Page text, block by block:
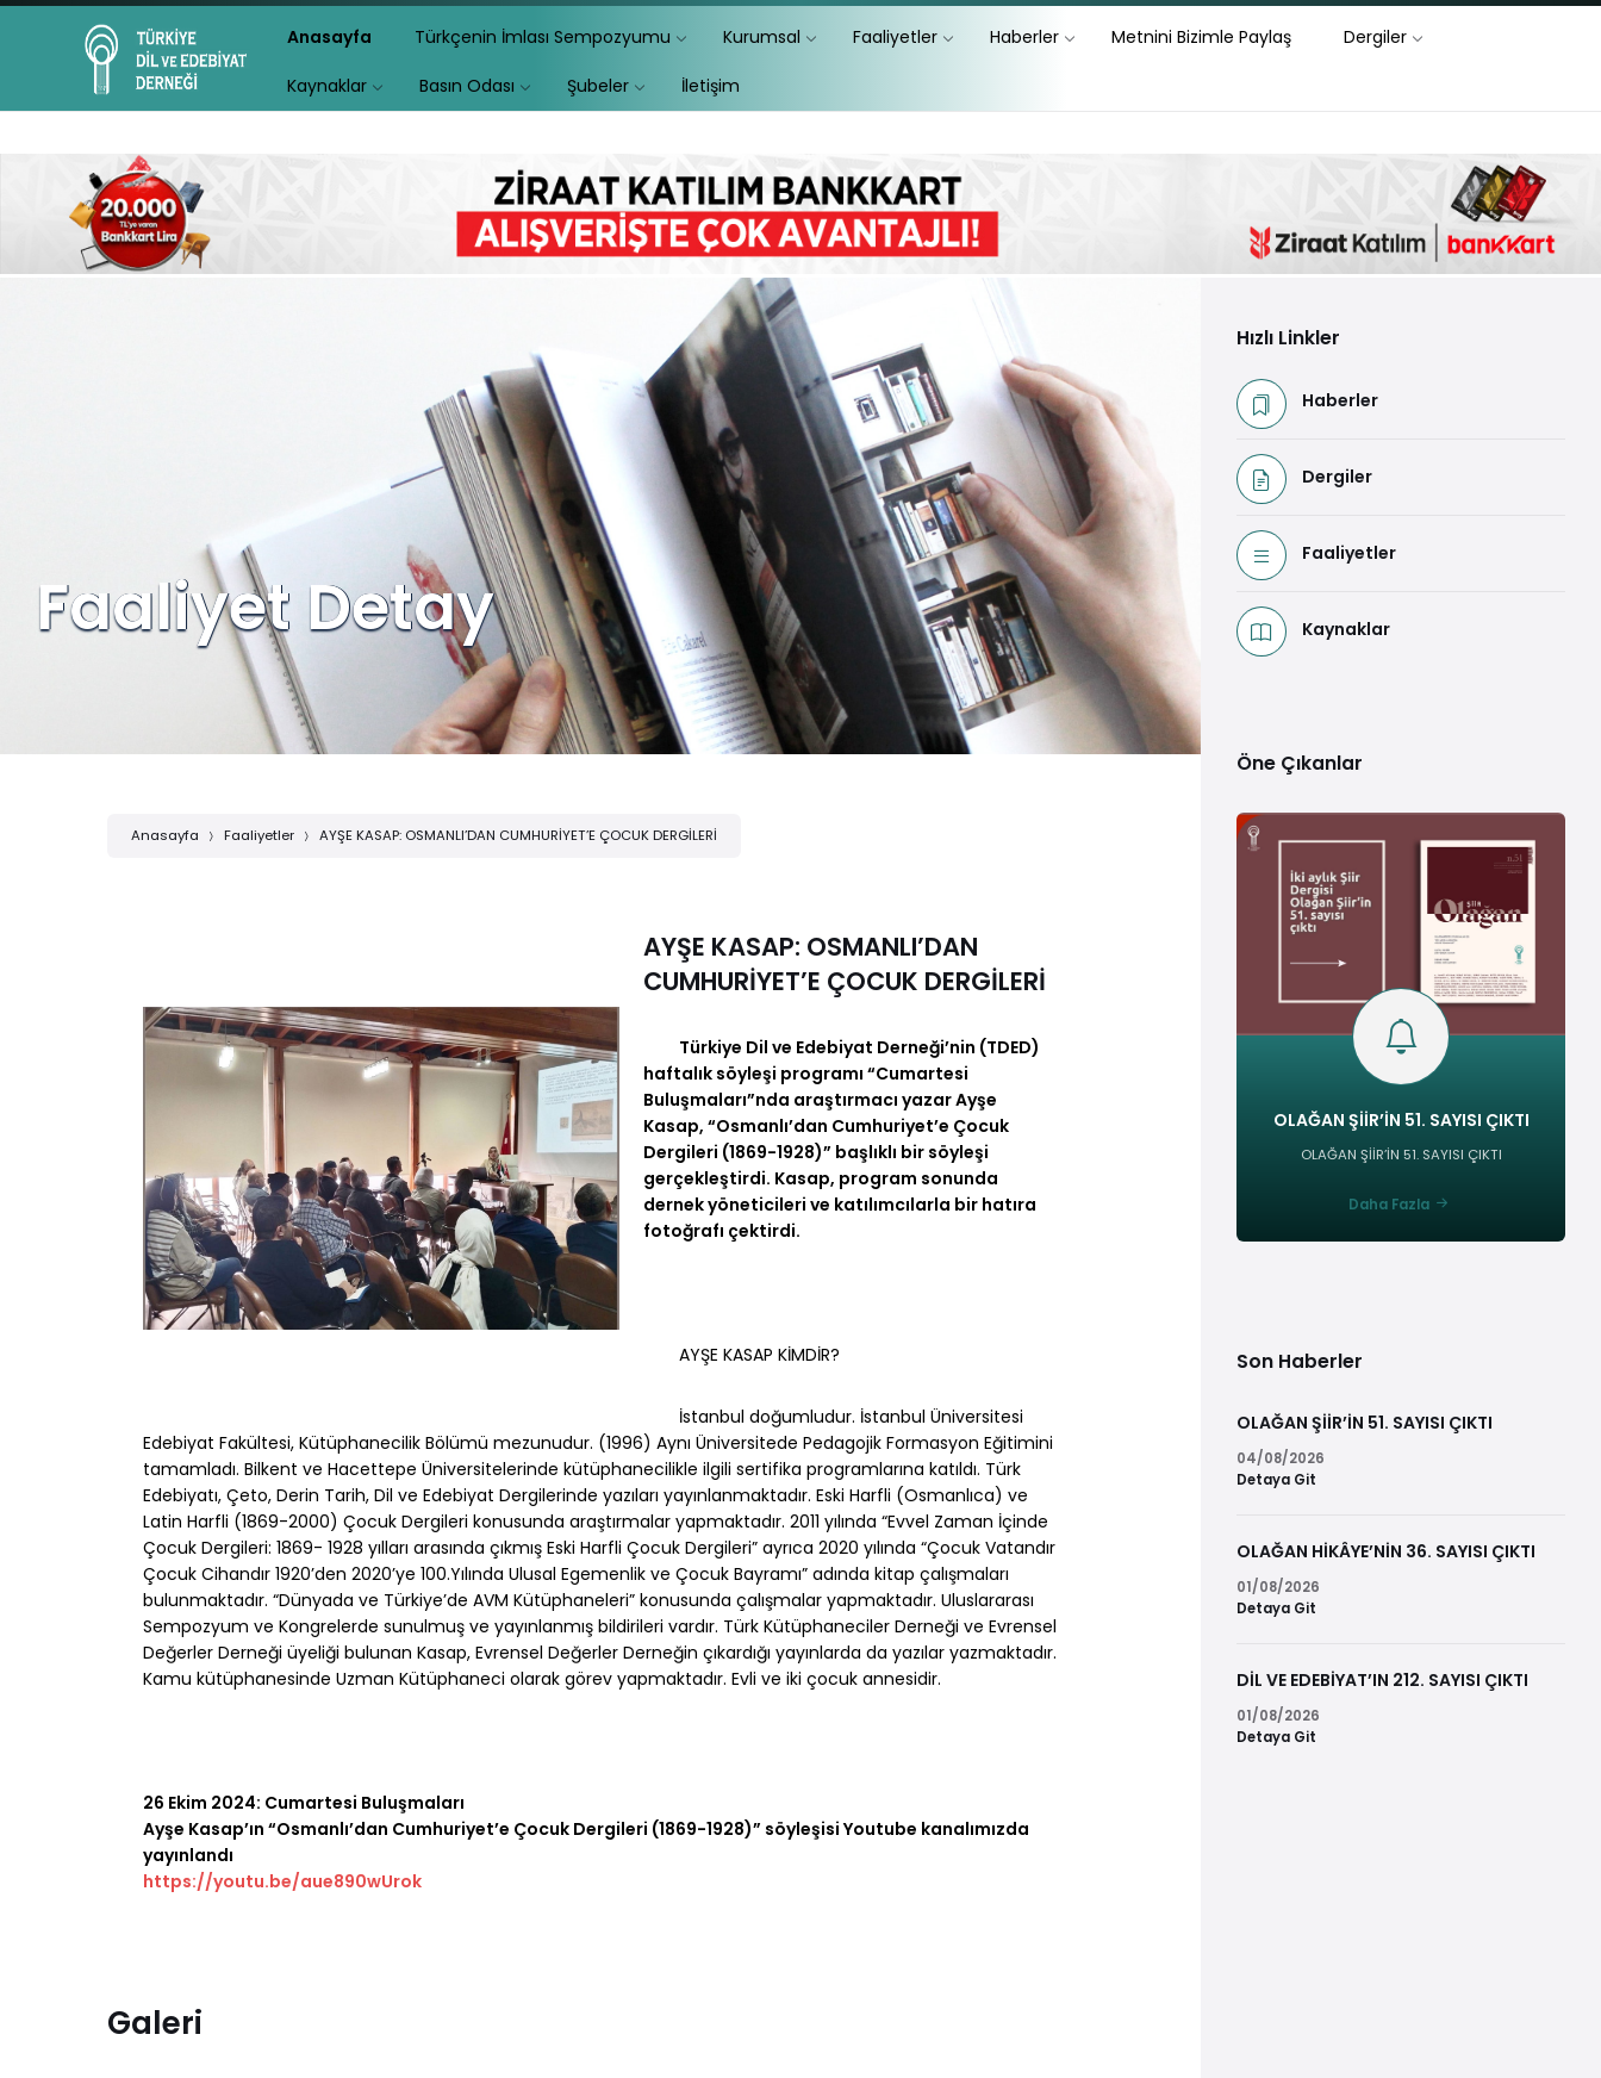
Anasayfa Türkçenin İmlası Sempozyumu Kurumsal Faaliyetler Haberler Metnini Bizimle Paylaş Dergiler
Kaynaklar Basın Odası Şubeler İletişim
Faaliyet Detay
Anasayfa Faaliyetler AYŞE KASAP: OSMANLI’DAN CUMHURİYET’E ÇOCUK DERGİLERİ
AYŞE KASAP: OSMANLI’DAN
CUMHURİYET’E ÇOCUK DERGİLERİ
Türkiye Dil ve Edebiyat Derneği’nin (TDED)
haftalık söyleşi programı “Cumartesi
Buluşmaları”nda araştırmacı yazar Ayşe
Kasap, “Osmanlı’dan Cumhuriyet’e Çocuk
Dergileri (1869-1928)” başlıklı bir söyleşi
gerçekleştirdi. Kasap, program sonunda
dernek yöneticileri ve katılımcılarla bir hatıra
fotoğrafı çektirdi.
AYŞE KASAP KİMDİR?
İstanbul doğumludur. İstanbul Üniversitesi
Edebiyat Fakültesi, Kütüphanecilik Bölümü mezunudur. (1996) Aynı Üniversitede Pedagojik Formasyon Eğitimini
tamamladı. Bilkent ve Hacettepe Üniversitelerinde kütüphanecilikle ilgili sertifika programlarına katıldı. Türk
Edebiyatı, Çeto, Derin Tarih, Dil ve Edebiyat Dergilerinde yazıları yayınlanmaktadır. Eski Harfli (Osmanlıca) ve
Latin Harfli (1869-2000) Çocuk Dergileri konusunda araştırmalar yapmaktadır. 2011 yılında “Evvel Zaman İçinde
Çocuk Dergileri: 1869- 1928 yılları arasında çıkmış Eski Harfli Çocuk Dergileri” ayrıca 2020 yılında “Çocuk Vatandır
Çocuk Cihandır 1920’den 2020’ye 100.Yılında Ulusal Egemenlik ve Çocuk Bayramı” adında kitap çalışmaları
bulunmaktadır. “Dünyada ve Türkiye’de AVM Kütüphaneleri” konusunda çalışmalar yapmaktadır. Uluslararası
Sempozyum ve Kongrelerde sunulmuş ve yayınlanmış bildirileri vardır. Türk Kütüphaneciler Derneği ve Evrensel
Değerler Derneği üyeliği bulunan Kasap, Evrensel Değerler Derneğin çıkardığı yayınlarda da yazılar yazmaktadır.
Kamu kütüphanesinde Uzman Kütüphaneci olarak görev yapmaktadır. Evli ve iki çocuk annesidir.
26 Ekim 2024: Cumartesi Buluşmaları
Ayşe Kasap’ın “Osmanlı’dan Cumhuriyet’e Çocuk Dergileri (1869-1928)” söyleşisi Youtube kanalımızda
yayınlandı
https://youtu.be/aue890wUrok
Galeri
Hızlı Linkler
Haberler
Dergiler
Faaliyetler
Kaynaklar
Öne Çıkanlar
OLAĞAN ŞİİR’İN 51. SAYISI ÇIKTI
OLAĞAN ŞİİR’İN 51. SAYISI ÇIKTI
Daha Fazla
Son Haberler
OLAĞAN ŞİİR’İN 51. SAYISI ÇIKTI
04/08/2026
Detaya Git
OLAĞAN HİKÂYE’NİN 36. SAYISI ÇIKTI
01/08/2026
Detaya Git
DİL VE EDEBİYAT’IN 212. SAYISI ÇIKTI
01/08/2026
Detaya Git